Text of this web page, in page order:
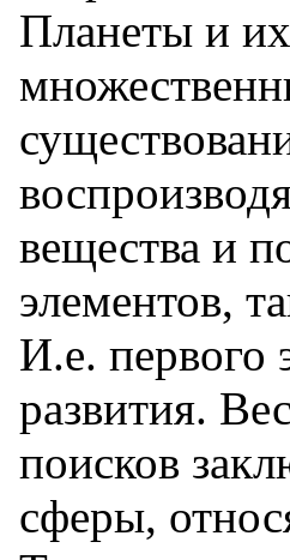
Планеты и
вещества и
элементов,
И.е. первого
развития.
поисков
сферы,